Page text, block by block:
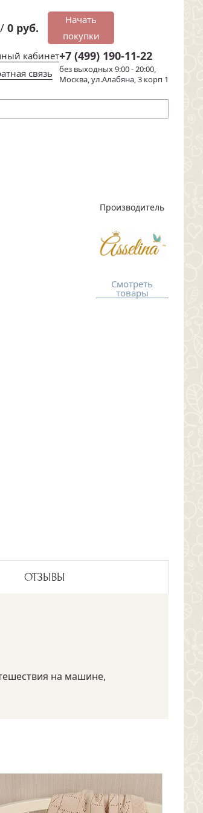
0 руб.
Начать
покупки
кабинет
связь
+7 (499) 190-11-22
без выходных 9:00 - 20:00,
Москва, ул.Алабяна, 3 корп 1
Производитель
Смотреть
товары
ОТЗЫВЫ
на машине,